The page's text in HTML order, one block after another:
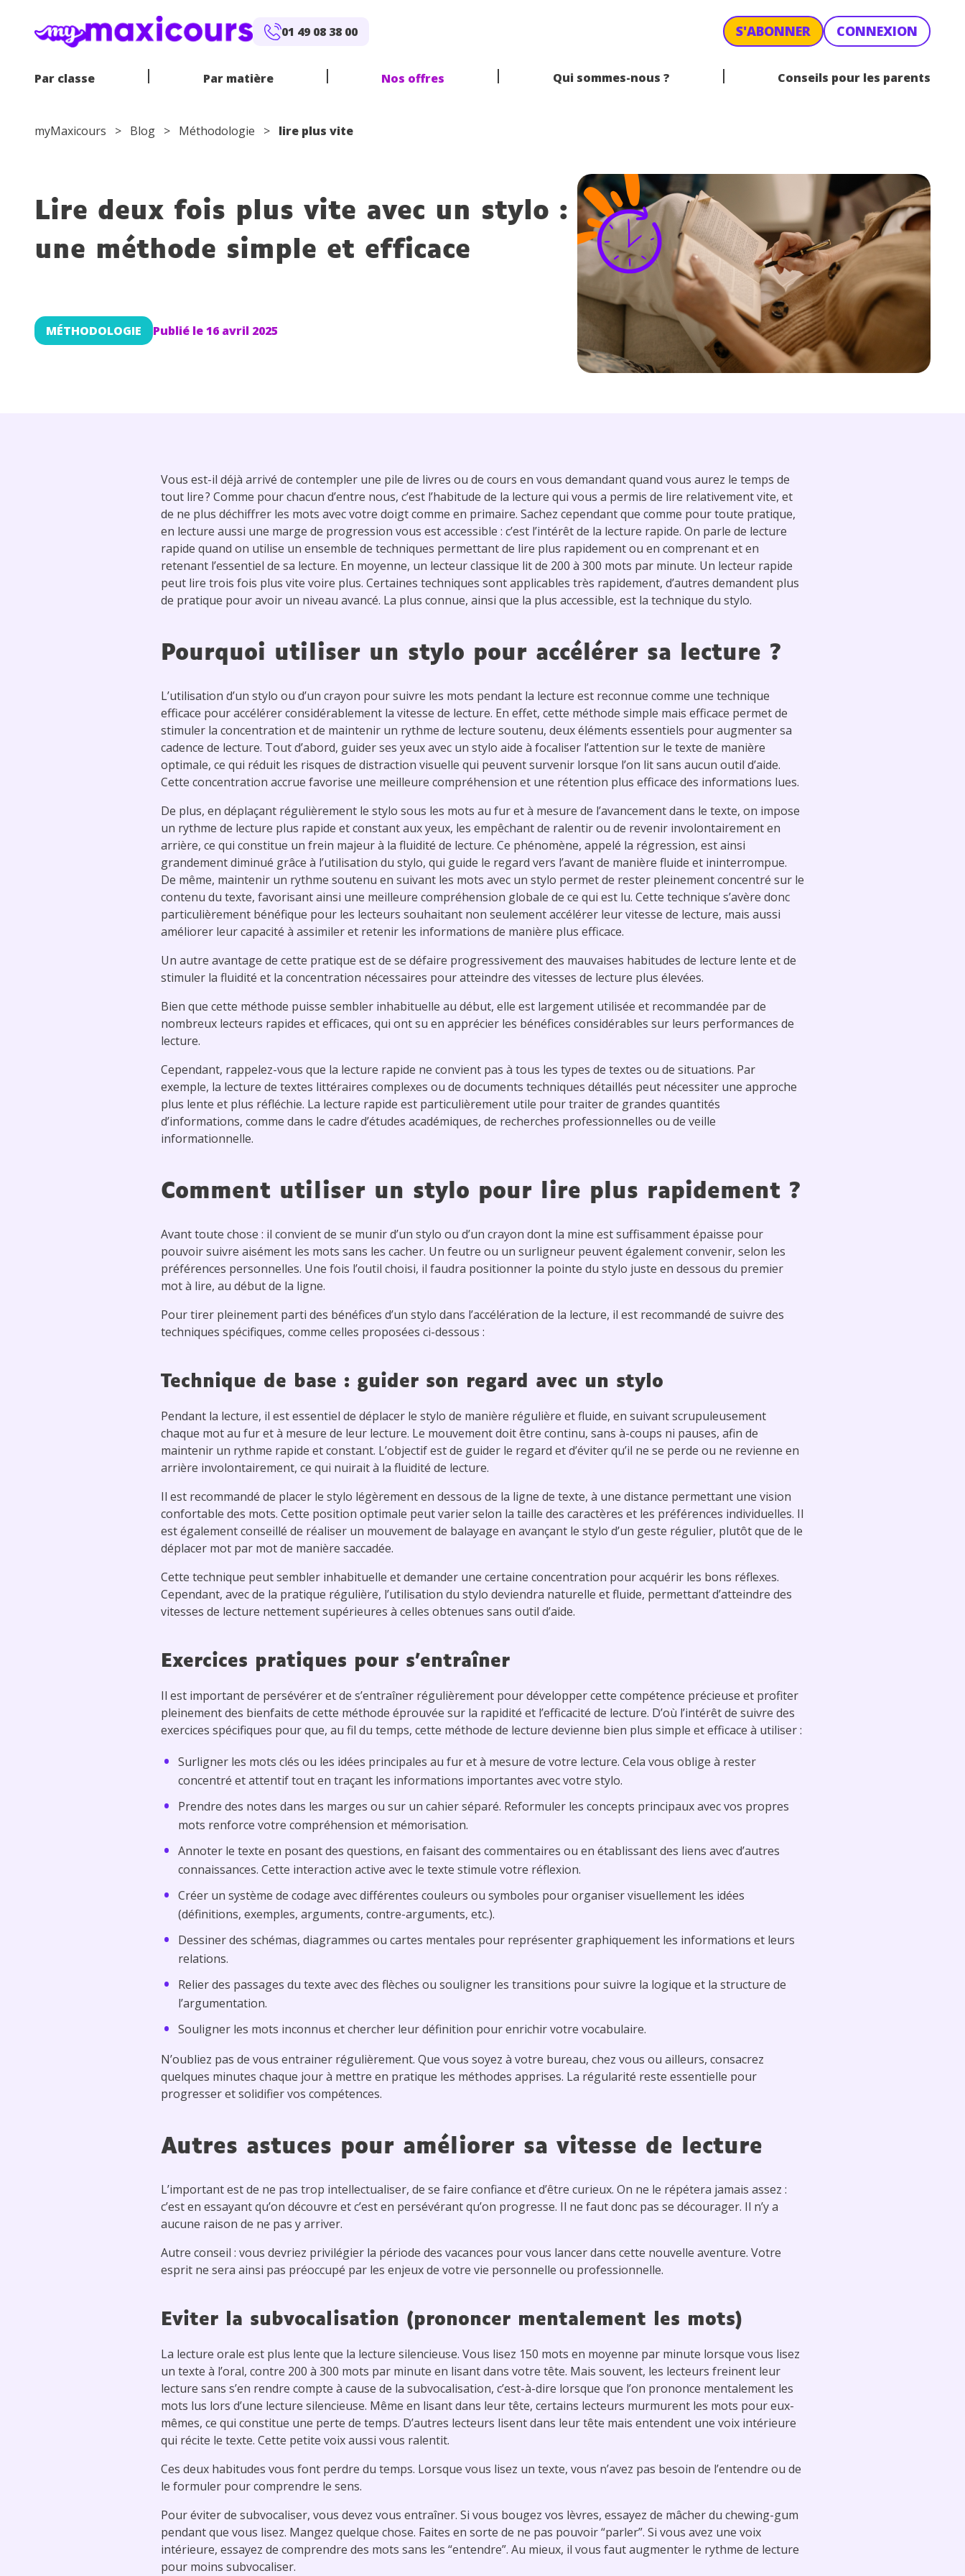
S'ABONNER CONNEXION
01 49 08 38 00
Par classe
CP CE1
CE2
CM1
CM2
6E 5E
4 E
2DE 1RE TERMINALE 1RE TECHNO
TERMINALE TECHNO
2
PRO TERMINALE PRO
Par matière
MATHÉMATIQUES FRANÇAIS ANGLAIS SVT PHYSIQUE CHIMIE HISTOIRE GÉOGRAPHIE PHILOSOPHIE
Nos offres
SOUTIEN SCOLAIRE EN LIGNE PROFS EN LIGNE
Qui sommes-nous ? Conseils pour les parents
myMaxicours > Blog > Méthodologie > lire plus vite
Lire deux fois plus vite avec un stylo :
une méthode simple et efficace
MÉTHODOLOGIE Publié le16 avril 2025
Vous est-il déjà arrivé de contempler une pile de livres ou de cours en vous demandant quand vous aurez le temps de
tout lire ? Comme pour chacun d’entre nous, c’est l’habitude de la lecture qui vous a permis de lire relativement vite, et
de ne plus déchiffrer les mots avec votre doigt comme en primaire. Sachez cependant que comme pour toute pratique,
en lecture aussi une marge de progression vous est accessible : c’est l’intérêt de la lecture rapide. On parle de lecture
rapide quand on utilise un ensemble de techniques permettant de lire plus rapidement ou en comprenant et en
retenant l’essentiel de sa lecture. En moyenne, un lecteur classique lit de 200 à 300 mots par minute. Un lecteur rapide
peut lire trois fois plus vite voire plus. Certaines techniques sont applicables très rapidement, d’autres demandent plus
de pratique pour avoir un niveau avancé. La plus connue, ainsi que la plus accessible, est la technique du stylo.
Pourquoi utiliser un stylo pour accélérer sa lecture ?
L’utilisation d’un stylo ou d’un crayon pour suivre les mots pendant la lecture est reconnue comme une technique
efficace pour accélérer considérablement la vitesse de lecture. En effet, cette méthode simple mais efficace permet de
stimuler la concentration et de maintenir un rythme de lecture soutenu, deux éléments essentiels pour augmenter sa
cadence de lecture. Tout d’abord, guider ses yeux avec un stylo aide à focaliser l’attention sur le texte de manière
optimale, ce qui réduit les risques de distraction visuelle qui peuvent survenir lorsque l’on lit sans aucun outil d’aide.
Cette concentration accrue favorise une meilleure compréhension et une rétention plus efficace des informations lues.
De plus, en déplaçant régulièrement le stylo sous les mots au fur et à mesure de l’avancement dans le texte, on impose
un rythme de lecture plus rapide et constant aux yeux, les empêchant de ralentir ou de revenir involontairement en
arrière, ce qui constitue un frein majeur à la fluidité de lecture. Ce phénomène, appelé la régression, est ainsi
grandement diminué grâce à l’utilisation du stylo, qui guide le regard vers l’avant de manière fluide et ininterrompue.
De même, maintenir un rythme soutenu en suivant les mots avec un stylo permet de rester pleinement concentré sur le
contenu du texte, favorisant ainsi une meilleure compréhension globale de ce qui est lu. Cette technique s’avère donc
particulièrement bénéfique pour les lecteurs souhaitant non seulement accélérer leur vitesse de lecture, mais aussi
améliorer leur capacité à assimiler et retenir les informations de manière plus efficace.
Un autre avantage de cette pratique est de se défaire progressivement des mauvaises habitudes de lecture lente et de
stimuler la fluidité et la concentration nécessaires pour atteindre des vitesses de lecture plus élevées.
Bien que cette méthode puisse sembler inhabituelle au début, elle est largement utilisée et recommandée par de
nombreux lecteurs rapides et efficaces, qui ont su en apprécier les bénéfices considérables sur leurs performances de
lecture.
Cependant, rappelez-vous que la lecture rapide ne convient pas à tous les types de textes ou de situations. Par
exemple, la lecture de textes littéraires complexes ou de documents techniques détaillés peut nécessiter une approche
plus lente et plus réfléchie. La lecture rapide est particulièrement utile pour traiter de grandes quantités
d’informations, comme dans le cadre d’études académiques, de recherches professionnelles ou de veille
informationnelle.
Comment utiliser un stylo pour lire plus rapidement ?
Avant toute chose : il convient de se munir d’un stylo ou d’un crayon dont la mine est suffisamment épaisse pour
pouvoir suivre aisément les mots sans les cacher. Un feutre ou un surligneur peuvent également convenir, selon les
préférences personnelles. Une fois l’outil choisi, il faudra positionner la pointe du stylo juste en dessous du premier
mot à lire, au début de la ligne.
Pour tirer pleinement parti des bénéfices d’un stylo dans l’accélération de la lecture, il est recommandé de suivre des
techniques spécifiques, comme celles proposées ci-dessous :
Technique de base : guider son regard avec un stylo
Pendant la lecture, il est essentiel de déplacer le stylo de manière régulière et fluide, en suivant scrupuleusement
chaque mot au fur et à mesure de leur lecture. Le mouvement doit être continu, sans à-coups ni pauses, afin de
maintenir un rythme rapide et constant. L’objectif est de guider le regard et d’éviter qu’il ne se perde ou ne revienne en
arrière involontairement, ce qui nuirait à la fluidité de lecture.
Il est recommandé de placer le stylo légèrement en dessous de la ligne de texte, à une distance permettant une vision
confortable des mots. Cette position optimale peut varier selon la taille des caractères et les préférences individuelles. Il
est également conseillé de réaliser un mouvement de balayage en avançant le stylo d’un geste régulier, plutôt que de le
déplacer mot par mot de manière saccadée.
Cette technique peut sembler inhabituelle et demander une certaine concentration pour acquérir les bons réflexes.
Cependant, avec de la pratique régulière, l’utilisation du stylo deviendra naturelle et fluide, permettant d’atteindre des
vitesses de lecture nettement supérieures à celles obtenues sans outil d’aide.
Exercices pratiques pour s’entraîner
Il est important de persévérer et de s’entraîner régulièrement pour développer cette compétence précieuse et profiter
pleinement des bienfaits de cette méthode éprouvée sur la rapidité et l’efficacité de lecture. D’où l’intérêt de suivre des
exercices spécifiques pour que, au fil du temps, cette méthode de lecture devienne bien plus simple et efficace à utiliser :
Surligner les mots clés ou les idées principales au fur et à mesure de votre lecture. Cela vous oblige à rester
concentré et attentif tout en traçant les informations importantes avec votre stylo.
Prendre des notes dans les marges ou sur un cahier séparé. Reformuler les concepts principaux avec vos propres
mots renforce votre compréhension et mémorisation.
Annoter le texte en posant des questions, en faisant des commentaires ou en établissant des liens avec d’autres
connaissances. Cette interaction active avec le texte stimule votre réflexion.
Créer un système de codage avec différentes couleurs ou symboles pour organiser visuellement les idées
(définitions, exemples, arguments, contre-arguments, etc.).
Dessiner des schémas, diagrammes ou cartes mentales pour représenter graphiquement les informations et leurs
relations.
Relier des passages du texte avec des flèches ou souligner les transitions pour suivre la logique et la structure de
l’argumentation.
Souligner les mots inconnus et chercher leur définition pour enrichir votre vocabulaire.
N’oubliez pas de vous entrainer régulièrement. Que vous soyez à votre bureau, chez vous ou ailleurs, consacrez
quelques minutes chaque jour à mettre en pratique les méthodes apprises. La régularité reste essentielle pour
progresser et solidifier vos compétences.
Autres astuces pour améliorer sa vitesse de lecture
L’important est de ne pas trop intellectualiser, de se faire confiance et d’être curieux. On ne le répétera jamais assez :
c’est en essayant qu’on découvre et c’est en persévérant qu’on progresse. Il ne faut donc pas se décourager. Il n’y a
aucune raison de ne pas y arriver.
Autre conseil : vous devriez privilégier la période des vacances pour vous lancer dans cette nouvelle aventure. Votre
esprit ne sera ainsi pas préoccupé par les enjeux de votre vie personnelle ou professionnelle.
Eviter la subvocalisation (prononcer mentalement les mots)
La lecture orale est plus lente que la lecture silencieuse. Vous lisez 150 mots en moyenne par minute lorsque vous lisez
un texte à l’oral, contre 200 à 300 mots par minute en lisant dans votre tête. Mais souvent, les lecteurs freinent leur
lecture sans s’en rendre compte à cause de la subvocalisation, c’est-à-dire lorsque que l’on prononce mentalement les
mots lus lors d’une lecture silencieuse. Même en lisant dans leur tête, certains lecteurs murmurent les mots pour eux-
mêmes, ce qui constitue une perte de temps. D’autres lecteurs lisent dans leur tête mais entendent une voix intérieure
qui récite le texte. Cette petite voix aussi vous ralentit.
Ces deux habitudes vous font perdre du temps. Lorsque vous lisez un texte, vous n’avez pas besoin de l’entendre ou de
le formuler pour comprendre le sens.
Pour éviter de subvocaliser, vous devez vous entraîner. Si vous bougez vos lèvres, essayez de mâcher du chewing-gum
pendant que vous lisez. Mangez quelque chose. Faites en sorte de ne pas pouvoir “parler”. Si vous avez une voix
intérieure, essayez de comprendre des mots sans les “entendre”. Au mieux, il vous faut augmenter le rythme de lecture
pour moins subvocaliser.